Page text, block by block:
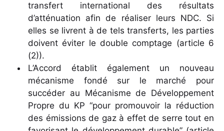
transfert international des résultats
d’atténuation afin de réaliser leurs NDC. Si
elles se livrent à de tels transferts, les parties
doivent éviter le double comptage (article 6
(2)).
L’Accord établit également un nouveau
mécanisme fondé sur le marché pour
succéder au Mécanisme de Développement
Propre du KP “pour promouvoir la réduction
des émissions de gaz à effet de serre tout en